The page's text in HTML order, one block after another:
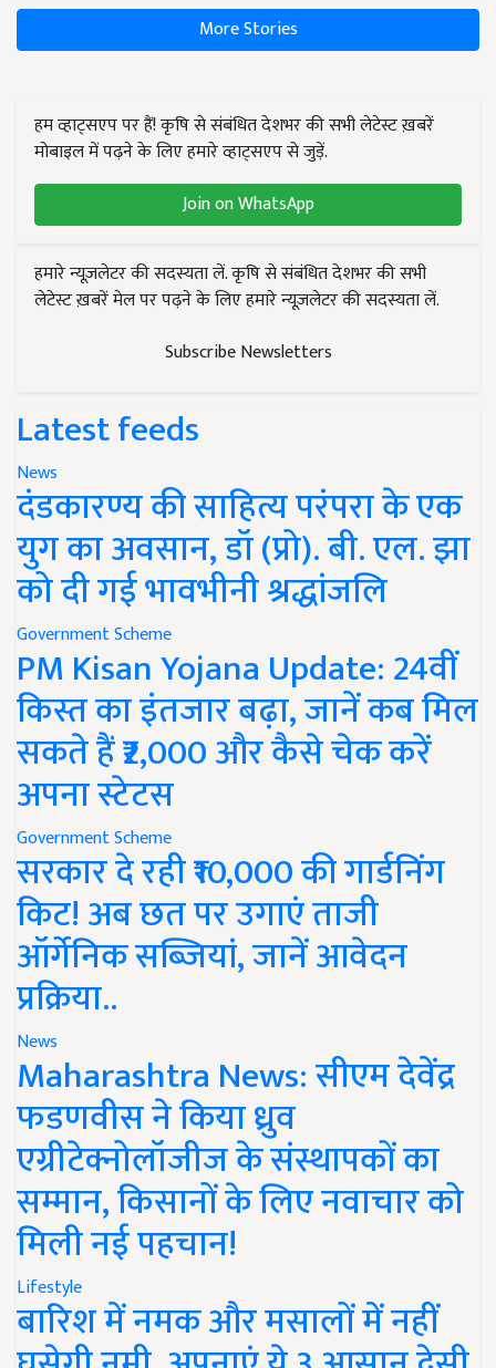
More Stories
हम व्हाट्सएप पर हैं! कृषि से संबंधित देशभर की सभी लेटेस्ट ख़बरें
मोबाइल में पढ़ने के लिए हमारे व्हाट्सएप से जुड़ें.
Join on WhatsApp
हमारे न्यूज़लेटर की सदस्यता लें. कृषि से संबंधित देशभर की सभी
लेटेस्ट ख़बरें मेल पर पढ़ने के लिए हमारे न्यूज़लेटर की सदस्यता लें.
Subscribe Newsletters
Latest feeds
News
दंडकारण्य की साहित्य परंपरा के एक
युग का अवसान, डॉ (प्रो). बी. एल. झा
को दी गई भावभीनी श्रद्धांजलि
Government Scheme
PM Kisan Yojana Update: 24वीं
किस्त का इंतजार बढ़ा, जानें कब मिल
सकते हैं ₹2,000 और कैसे चेक करें
अपना स्टेटस
Government Scheme
सरकार दे रही ₹10,000 की गार्डनिंग
किट! अब छत पर उगाएं ताजी
ऑर्गेनिक सब्जियां, जानें आवेदन
प्रक्रिया..
News
Maharashtra News: सीएम देवेंद्र
फडणवीस ने किया ध्रुव
एग्रीटेक्नोलॉजीज के संस्थापकों का
सम्मान, किसानों के लिए नवाचार को
मिली नई पहचान!
Lifestyle
बारिश में नमक और मसालों में नहीं